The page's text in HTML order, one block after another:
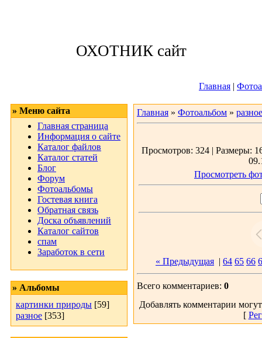
ОХОТНИК сайт
Главная |
» Меню сайта
Главная страница
Информация о сайте
Каталог файлов
Каталог статей
Блог
Форум
Фотоальбомы
Гостевая книга
Обратная связь
Доска объявлений
Каталог сайтов
спам
Заработок в сети
» Альбомы
картинки природы [59]
разное [353]
Главная » Фотоальбом » разное
Просмотров: 324 | Размеры:
Просмотреть
« Предыдущая | 64 65 66
Всего комментариев: 0
Добавлять комментарии
[